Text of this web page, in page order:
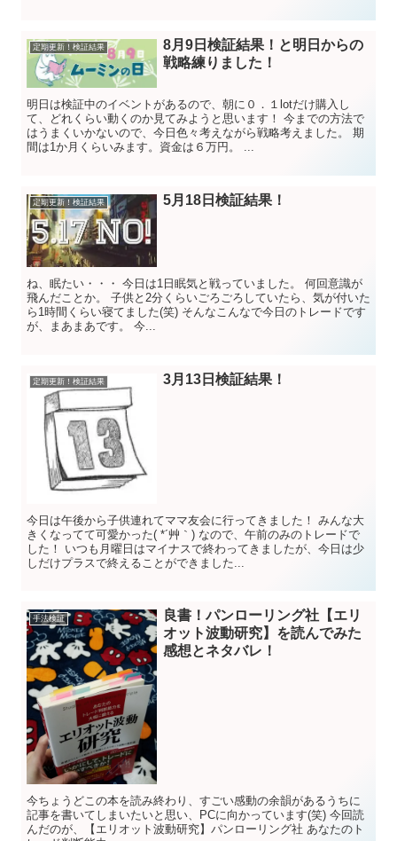
定期更新！検証結果
8月9日検証結果！と明日からの
戦略練りました！
明日は検証中のイベントがあるので、朝に０．１lotだけ購入し
て、どれくらい動くのか見てみようと思います！ 今までの方法で
はうまくいかないので、今日色々考えながら戦略考えました。 期
間は1か月くらいみます。資金は６万円。 ...
定期更新！検証結果 5月18日検証結果！
ね、眠たい・・・ 今日は1日眠気と戦っていました。 何回意識が
飛んだことか。 子供と2分くらいごろごろしていたら、気が付いた
ら1時間くらい寝てました(笑) そんなこんなで今日のトレードです
が、まあまあです。 今...
定期更新！検証結果 3月13日検証結果！
今日は午後から子供連れてママ友会に行ってきました！ みんな大
きくなってて可愛かった( *´艸｀) なので、午前のみのトレードで
した！ いつも月曜日はマイナスで終わってきましたが、今日は少
しだけプラスで終えることができました...
手法検証
良書！パンローリング社【エリ
オット波動研究】を読んでみた
感想とネタバレ！
今ちょうどこの本を読み終わり、すごい感動の余韻があるうちに
記事を書いてしまいたいと思い、PCに向かっています(笑) 今回読
んだのが、【エリオット波動研究】パンローリング社 あなたのト